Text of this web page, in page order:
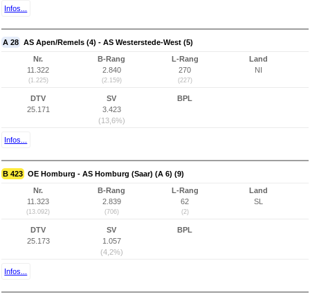
Infos...
A 28 AS Apen/Remels (4) - AS Westerstede-West (5)
Nr.
11.322
(1.225)
B-Rang
2.840
(2.159)
L-Rang
270
(227)
Land
NI
DTV
25.171
SV
3.423
(13,6%)
BPL
Infos...
B 423 OE Homburg - AS Homburg (Saar) (A 6) (9)
Nr.
11.323
(13.092)
B-Rang
2.839
(706)
L-Rang
62
(2)
Land
SL
DTV
25.173
SV
1.057
(4,2%)
BPL
Infos...